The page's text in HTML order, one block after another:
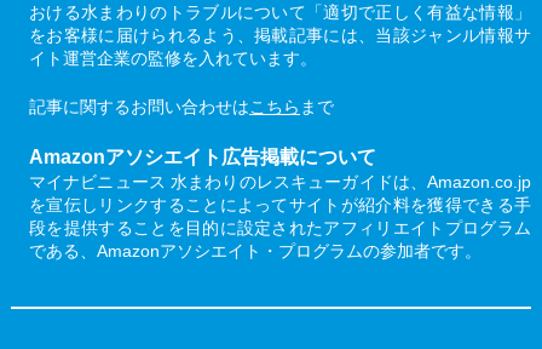
おける水まわりのトラブルについて「適切で正しく有益な情報」
をお客様に届けられるよう、掲載記事には、当該ジャンル情報サ
イト運営企業の監修を入れています。
記事に関するお問い合わせはこちら まで
Amazonアソシエイト広告掲載について
マイナビニュース 水まわりのレスキューガイドは、Amazon.co.jp
を宣伝しリンクすることによってサイトが紹介料を獲得できる手
段を提供することを目的に設定されたアフィリエイトプログラム
である、Amazonアソシエイト・プログラムの参加者です。